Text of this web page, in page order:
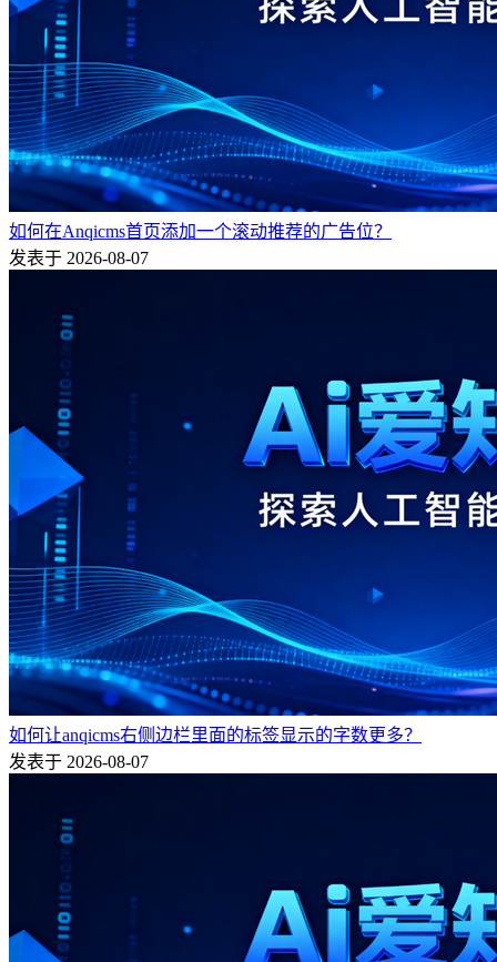
如何在Anqicms首页添加一个滚动推荐的广告位？
发表于 2026-08-07
如何让anqicms右侧边栏里面的标签显示的字数更多？
发表于 2026-08-07